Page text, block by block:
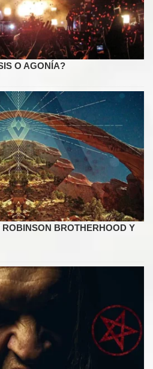
O AGONÍA?
BROTHERHOOD Y